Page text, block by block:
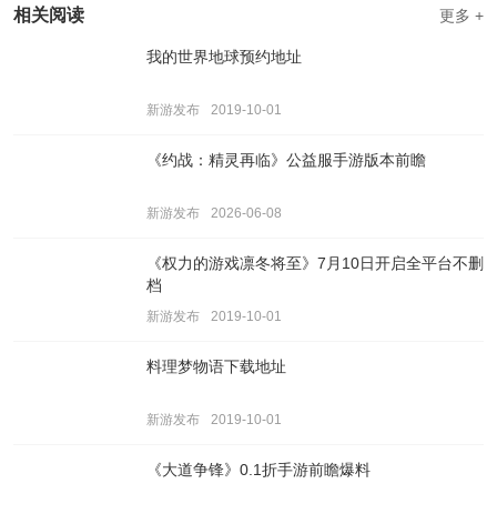
相关阅读 更多 +
我的世界地球预约地址
新游发布 2019-10-01
《约战：精灵再临》公益服手游版本前瞻
新游发布 2026-06-08
《权力的游戏凛冬将至》7月10日开启全平台不删
档
新游发布 2019-10-01
料理梦物语下载地址
新游发布 2019-10-01
《大道争锋》0.1折手游前瞻爆料